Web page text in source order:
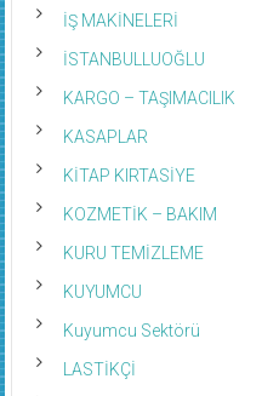
İŞ MAKİNELERİ
İSTANBULLUOĞLU
KARGO – TAŞIMACILIK
KASAPLAR
KİTAP KIRTASİYE
KOZMETİK – BAKIM
KURU TEMİZLEME
KUYUMCU
Kuyumcu Sektörü
LASTİKÇİ